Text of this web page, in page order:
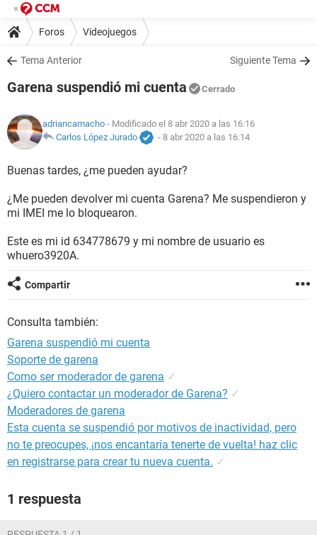
Foros Videojuegos
Tema Anterior Siguiente Tema
Garena suspendió mi cuenta Cerrado
adriancamacho - Modificado el 8 abr 2020 a las 16:16
Carlos López Jurado
- 8 abr 2020 a las 16:14
Buenas tardes, ¿me pueden ayudar?
¿Me pueden devolver mi cuenta Garena? Me suspendieron y
mi IMEI me lo bloquearon.
Este es mi id 634778679 y mi nombre de usuario es
whuero3920A.
Compartir
Consulta también:
Garena suspendió mi cuenta
Soporte de garena
Como ser moderador de garena ✓
¿Quiero contactar un moderador de Garena? ✓
Moderadores de garena
Esta cuenta se suspendió por motivos de inactividad, pero
no te preocupes, ¡nos encantaría tenerte de vuelta! haz clic
en registrarse para crear tu nueva cuenta. ✓
1 respuesta